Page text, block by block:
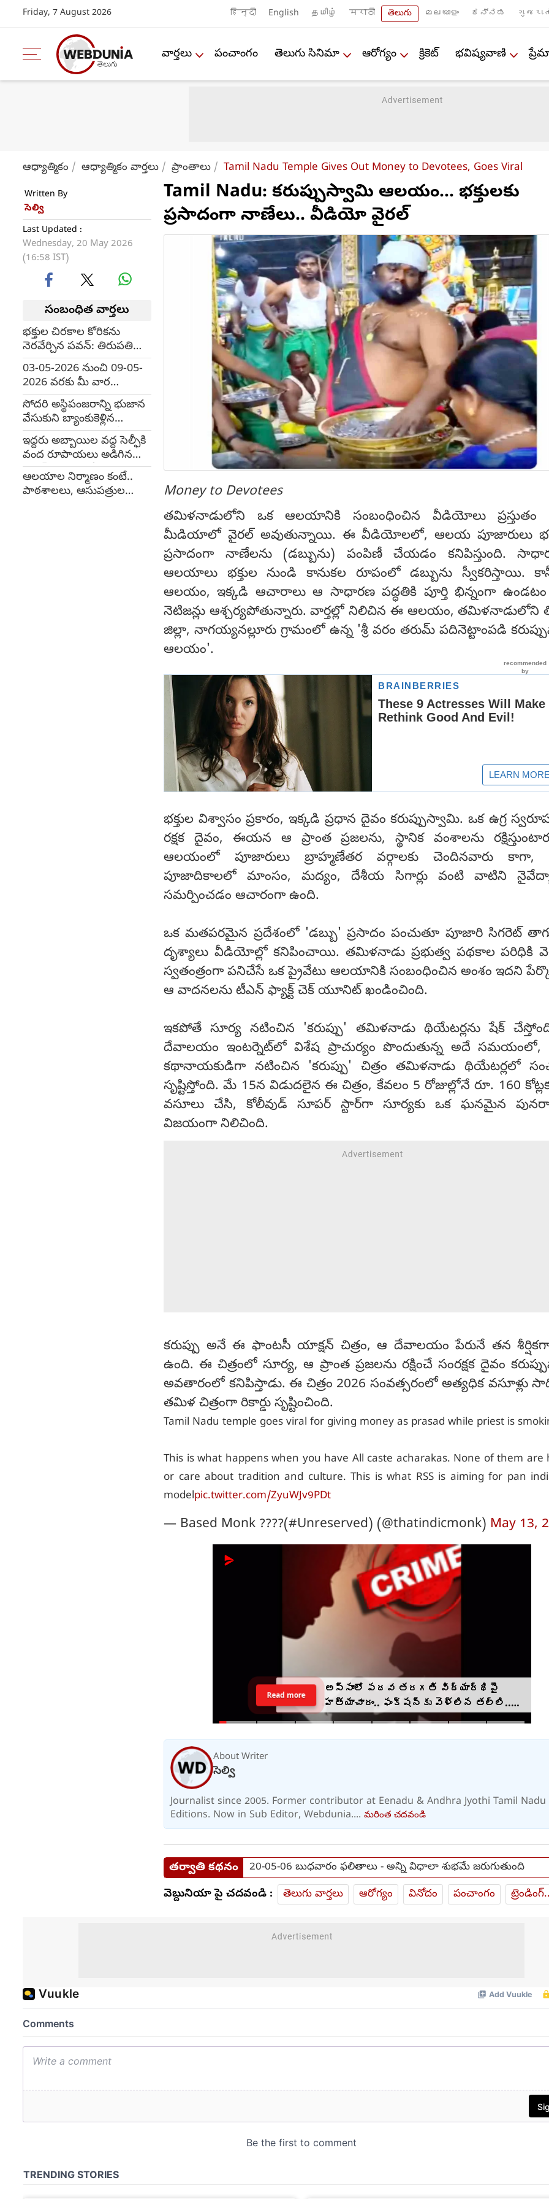
Friday, 7 August 2026 हिन्दी English தமிழ் मराठी తెలుగు മലയാളം ಕನ್ನಡ
వార్తలు పంచాంగం తెలుగు సినిమా ఆరోగ్యం క్రికెట్ భవిష్యవాణి
ఆధ్యాత్మికం ఆధ్యాత్మికం వార్తలు ప్రాంతాలు Tamil Nadu Temple Gives Out Money to Devotees, Goes Viral
Written By
సెల్వి
Last Updated :
Wednesday, 20 May 2026
(16:58 IST)
సంబంధిత వార్తలు
భక్తుల చిరకాల కోరికను
నెరవేర్చిన పవన్: తిరుపతి
నుంచి పళనికి బస్సు సేవలు
03-05-2026 నుంచి 09-05-
2026 వరకు మీ వార
ఫలితాలు
సోదరి అస్థిపంజరాన్ని భుజాన
వేసుకుని బ్యాంకుకెళ్లిన
సోదరుడు, ఎందుకు?, వీడియో
ఇద్దరు అబ్బాయిల వద్ద సెల్ఫీకి
వంద రూపాయలు అడిగిన
వైభవ్ సూర్యవంశీ (video)
ఆలయాల నిర్మాణం కంటే..
పాఠశాలలు, ఆసుపత్రుల
Tamil Nadu: కరుప్పుస్వామి ఆలయం... భక్తులకు
ప్రసాదంగా నాణేలు.. వీడియో వైరల్
Money to Devotees
తమిళనాడులోని ఒక ఆలయానికి సంబంధించిన వీడియోలు ప్రస్తుతం
మీడియాలో వైరల్ అవుతున్నాయి. ఈ వీడియోలలో, ఆలయ పూజారులు
ప్రసాదంగా నాణేలను (డబ్బును) పంపిణీ చేయడం కనిపిస్తుంది.
ఆలయాలు భక్తుల నుండి కానుకల రూపంలో డబ్బును స్వీకరిస్తాయి.
ఆలయం, ఇక్కడి ఆచారాలు ఆ సాధారణ పద్ధతికి పూర్తి భిన్నంగా
నెటిజన్లు ఆశ్చర్యపోతున్నారు. వార్తల్లో నిలిచిన ఈ ఆలయం, తమిళనాడులోని
జిల్లా, నాగయ్యనల్లూరు గ్రామంలో ఉన్న 'శ్రీ వరం తరుమ్ పదినెట్టాంపడి
ఆలయం'.
భక్తుల విశ్వాసం ప్రకారం, ఇక్కడి ప్రధాన దైవం కరుప్పుస్వామి. ఒక ఉగ్ర
రక్షక దైవం, ఈయన ఆ ప్రాంత ప్రజలను, స్థానిక వంశాలను
ఆలయంలో పూజారులు బ్రాహ్మణేతర వర్గాలకు చెందినవారు కాగా,
పూజాదికాలలో మాంసం, మద్యం, దేశీయ సిగార్లు వంటి వాటిని
సమర్పించడం ఆచారంగా ఉంది.
ఒక మతపరమైన ప్రదేశంలో 'డబ్బు' ప్రసాదం పంచుతూ పూజారి సిగరెట్
దృశ్యాలు వీడియోల్లో కనిపించాయి. తమిళనాడు ప్రభుత్వ పథకాల పరిధికి
స్వతంత్రంగా పనిచేసే ఒక ప్రైవేటు ఆలయానికి సంబంధించిన అంశం ఇదని
ఆ వాదనలను టీఎన్ ఫ్యాక్ట్ చెక్ యూనిట్ ఖండించింది.
ఇకపోతే సూర్య నటించిన 'కరుప్పు' తమిళనాడు థియేటర్లను షేక్
దేవాలయం ఇంటర్నెట్‌లో విశేష ప్రాచుర్యం పొందుతున్న అదే సమయంలో,
కథానాయకుడిగా నటించిన 'కరుప్పు' చిత్రం తమిళనాడు థియేటర్లలో
సృష్టిస్తోంది. మే 15న విడుదలైన ఈ చిత్రం, కేవలం 5 రోజుల్లోనే రూ. 160
వసూలు చేసి, కోలీవుడ్ సూపర్ స్టార్‌గా సూర్యకు ఒక ఘనమైన
విజయంగా నిలిచింది.
కరుప్పు అనే ఈ ఫాంటసీ యాక్షన్ చిత్రం, ఆ దేవాలయం పేరునే తన
ఉంది. ఈ చిత్రంలో సూర్య, ఆ ప్రాంత ప్రజలను రక్షించే సంరక్షక దైవం
అవతారంలో కనిపిస్తాడు. ఈ చిత్రం 2026 సంవత్సరంలో అత్యధిక వసూళ్లు
తమిళ చిత్రంగా రికార్డు సృష్టించింది.
Tamil Nadu temple goes viral for giving money as prasad while priest is
This is what happens when you have All caste acharakas. None of them are
or care about tradition and culture. This is what RSS is aiming for pan
modelpic.twitter.com/ZyuWJv9PDt
— Based Monk ????(#Unreserved) (@thatindicmonk) May 13,
అస్సాంలో పదవ తరగతి విద్యార్థిపై
హత్యాచారం.. ఫంక్షన్‌కు వెళ్లిన తల్లి..
మంచంపై విగతజీవిగా..?
Read more
About Writer
సెల్వి
Journalist since 2005. Former contributor at Eenadu & Andhra Jyothi Tamil Nadu
Editions. Now in Sub Editor, Webdunia.... మరింత చదవండి
తర్వాతి కథనం 20-05-06 బుధవారం ఫలితాలు - అన్ని విధాలా శుభమే జరుగుతుంది
వెబ్దునియా పై చదవండి : తెలుగు వార్తలు ఆరోగ్యం వినోదం పంచాంగం ట్రెండింగ్..